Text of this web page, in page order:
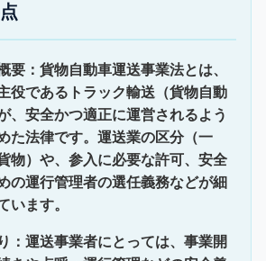
要：貨物自動車運送事業法とは、
役であるトラック輸送（貨物自動
、安全かつ適正に運営されるよう
た法律です。運送業の区分（一
物）や、参入に必要な許可、安全
の運行管理者の選任義務などが細
います。
：運送事業者にとっては、事業開